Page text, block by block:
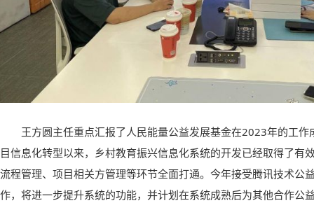
王方圆主任重点汇报了人民能量公益发展基金在2023年的工
目信息化转型以来，乡村教育振兴信息化系统的开发已经取得了有
流程管理、项目相关方管理等环节全面打通。今年接受腾讯技术公
作，将进一步提升系统的功能，并计划在系统成熟后为其他合作公